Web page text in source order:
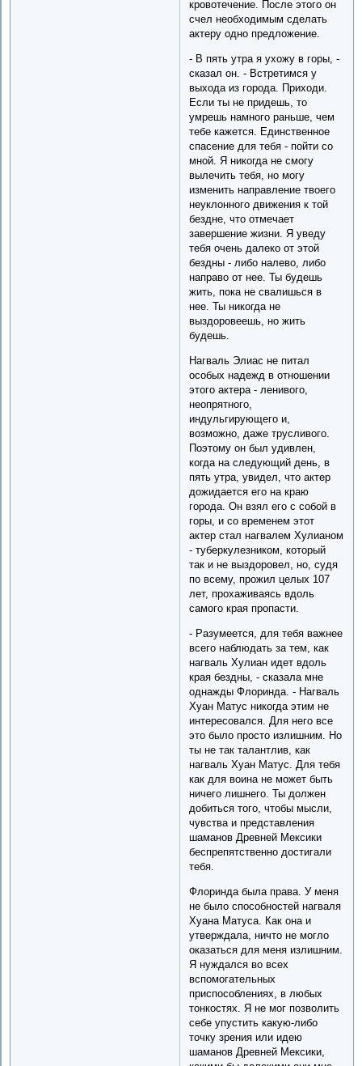
кровотечение. После этого он
счел необходимым сделать
актеру одно предложение.
- В пять утра я ухожу в горы, -
сказал он. - Встретимся у
выхода из города. Приходи.
Если ты не придешь, то
умрешь намного раньше, чем
тебе кажется. Единственное
спасение для тебя - пойти со
мной. Я никогда не смогу
вылечить тебя, но могу
изменить направление твоего
неуклонного движения к той
бездне, что отмечает
завершение жизни. Я уведу
тебя очень далеко от этой
бездны - либо налево, либо
направо от нее. Ты будешь
жить, пока не свалишься в
нее. Ты никогда не
выздоровеешь, но жить
будешь.
Нагваль Элиас не питал
особых надежд в отношении
этого актера - ленивого,
неопрятного,
индульгирующего и,
возможно, даже трусливого.
Поэтому он был удивлен,
когда на следующий день, в
пять утра, увидел, что актер
дожидается его на краю
города. Он взял его с собой в
горы, и со временем этот
актер стал нагвалем Хулианом
- туберкулезником, который
так и не выздоровел, но, судя
по всему, прожил целых 107
лет, прохаживаясь вдоль
самого края пропасти.
- Разумеется, для тебя важнее
всего наблюдать за тем, как
нагваль Хулиан идет вдоль
края бездны, - сказала мне
однажды Флоринда. - Нагваль
Хуан Матус никогда этим не
интересовался. Для него все
это было просто излишним. Но
ты не так талантлив, как
нагваль Хуан Матус. Для тебя
как для воина не может быть
ничего лишнего. Ты должен
добиться того, чтобы мысли,
чувства и представления
шаманов Древней Мексики
беспрепятственно достигали
тебя.
Флоринда была права. У меня
не было способностей нагваля
Хуана Матуса. Как она и
утверждала, ничто не могло
оказаться для меня излишним.
Я нуждался во всех
вспомогательных
приспособлениях, в любых
тонкостях. Я не мог позволить
себе упустить какую-либо
точку зрения или идею
шаманов Древней Мексики,